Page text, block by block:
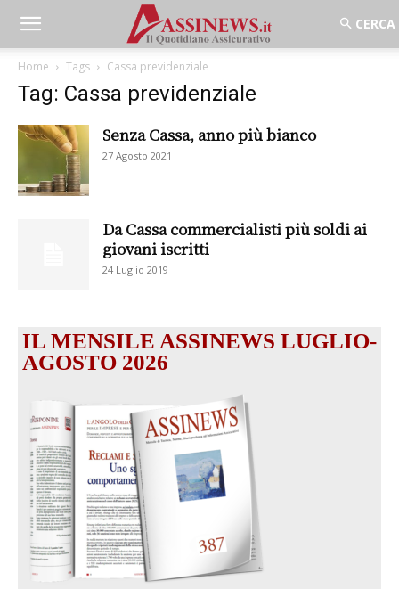
Home Tags Cassa previdenziale
Tag: Cassa previdenziale
Senza Cassa, anno più bianco
27 Agosto 2021
Da Cassa commercialisti più soldi ai
giovani iscritti
24 Luglio 2019
IL MENSILE ASSINEWS LUGLIO-
AGOSTO 2026